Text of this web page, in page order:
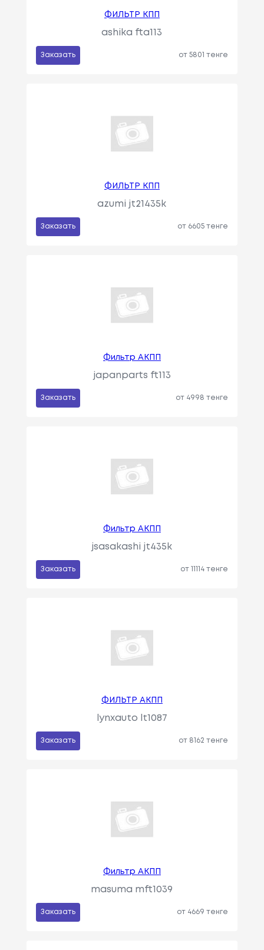
ФИЛЬТР КПП
ashika fta113
Заказать от 5801 тенге
ФИЛЬТР КПП
azumi jt21435k
Заказать от 6605 тенге
Фильтр АКПП
japanparts ft113
Заказать от 4998 тенге
Фильтр АКПП
jsasakashi jt435k
Заказать от 11114 тенге
ФИЛЬТР АКПП
lynxauto lt1087
Заказать от 8162 тенге
Фильтр АКПП
masuma mft1039
Заказать от 4669 тенге